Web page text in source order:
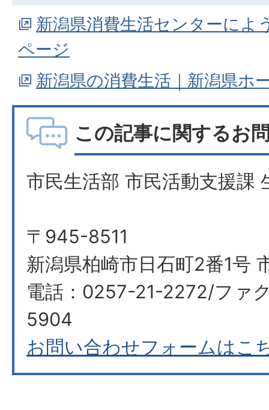
新潟県消費生活センターによ
ページ
新潟県の消費生活｜新潟県ホ
この記事に関するお
市民生活部 市民活動支援課
〒945-8511
新潟県柏崎市日石町2番1号
電話：0257-21-2272/ファ
5904
お問い合わせフォームはこ